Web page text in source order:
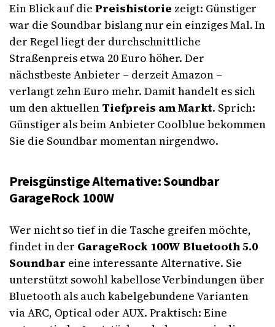
Ein Blick auf diePreishistorie zeigt: Günstiger
war die Soundbar bislang nur ein einziges Mal. In
der Regel liegt der durchschnittliche
Straßenpreis etwa 20 Euro höher. Der
nächstbeste Anbieter – derzeit Amazon –
verlangt zehn Euro mehr. Damit handelt es sich
um den aktuellen Tiefpreis am Markt. Sprich:
Günstiger als beim Anbieter Coolblue bekommen
Sie die Soundbar momentan nirgendwo.
Preisgünstige Alternative: Soundbar
GarageRock 100W
Wer nicht so tief in die Tasche greifen möchte,
findet in der GarageRock 100W Bluetooth 5.0
Soundbar eine interessante Alternative. Sie
unterstützt sowohl kabellose Verbindungen über
Bluetooth als auch kabelgebundene Varianten
via ARC, Optical oder AUX. Praktisch: Eine